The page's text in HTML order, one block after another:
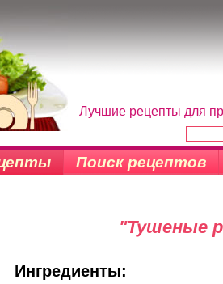
Лучшие рецепты для
Поиск рецептов
"Тушеные
Ингредиенты: